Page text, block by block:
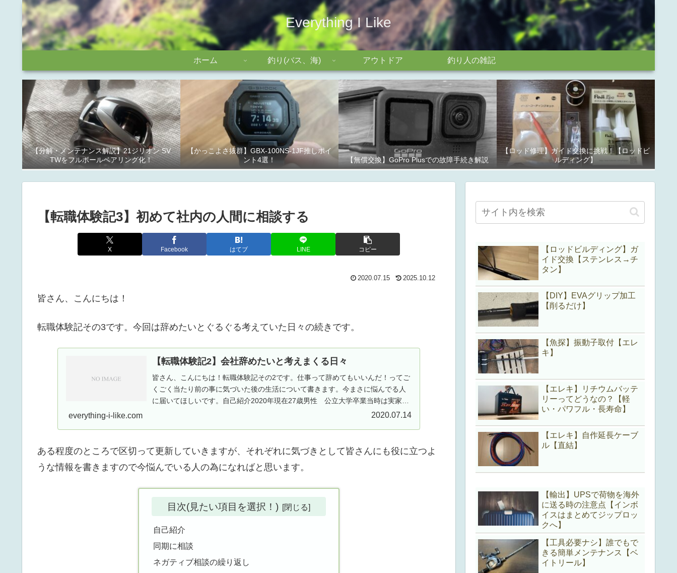
Everything I Like
ホーム 釣り(バス、海) アウトドア 釣り人の雑記
【分解・メンテナンス解説】21ジリオン SV
TWをフルボールベアリング化！
【かっこよさ抜群】GBX-100NS-1JF推しポイ
ント4選！
【無償交換】GoPro Plusでの故障手続き解説
【ロッド修理】ガイド交換に挑戦！【ロッドビ
ルディング】
【転職体験記3】初めて社内の人間に相談する
X Facebook はてブ LINE コピー
2020.07.15 2025.10.12
皆さん、こんにちは！
転職体験記その3です。今回は辞めたいとぐるぐる考えていた日々の続きです。
【転職体験記2】会社辞めたいと考えまくる日々
皆さん、こんにちは！転職体験記その2です。仕事って辞めてもいいんだ！ってご
くごく当たり前の事に気づいた後の生活について書きます。今まさに悩んでる人
に届いてほしいです。自己紹介2020年現在27歳男性 公立大学卒業当時は実家暮
everything-i-like.com 2020.07.14
ある程度のところで区切って更新していきますが、それぞれに気づきとして皆さんにも役に立つよ
うな情報を書きますので今悩んでいる人の為になればと思います。
目次(見たい項目を選択！)
自己紹介
同期に相談
ネガティブ相談の繰り返し
【ロッドビルディング】ガ
イド交換【ステンレス→チ
タン】
【DIY】EVAグリップ加工
【削るだけ】
【魚探】振動子取付【エレ
キ】
【エレキ】リチウムバッテ
リーってどうなの？【軽
い・パワフル・長寿命】
【エレキ】自作延長ケーブ
ル【直結】
【輸出】UPSで荷物を海外
に送る時の注意点【インボ
イスはまとめてジップロッ
クへ】
【工具必要ナシ】誰でもで
きる簡単メンテナンス【ベ
イトリール】